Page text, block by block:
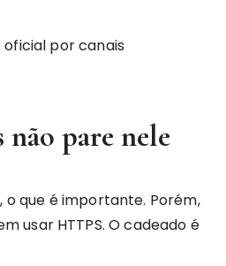
por canais
pare nele
que é importante. Porém,
usar HTTPS. O cadeado é